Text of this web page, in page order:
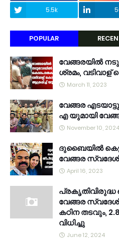
5.5k
POPULAR
വേങ്ങരയിൽ
ശ്രമം,
March 11, 2023
വേങ്ങര
എ യുമായി
November 10, 2024
ദുബൈയിൽ
വേങ്ങര
April 16, 2023
പ്രകൃതിവിരുദ്ധ
വേങ്ങര
കഠിന തടവും,
വിധിച്ചു
June 12, 2024